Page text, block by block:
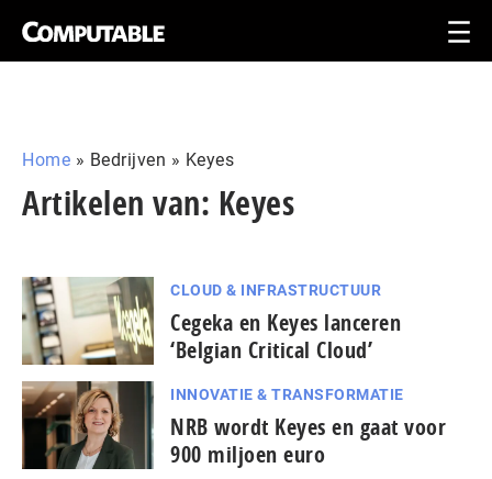
Home » Bedrijven » Keyes
Artikelen van: Keyes
CLOUD & INFRASTRUCTUUR
Cegeka en Keyes lanceren
‘Belgian Critical Cloud’
INNOVATIE & TRANSFORMATIE
NRB wordt Keyes en gaat voor
900 miljoen euro